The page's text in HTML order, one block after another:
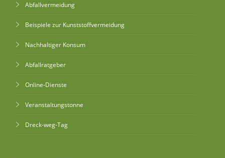
Abfallvermeidung
Beispiele zur Kunststoffvermeidung
Nachhaltiger Konsum
Abfallratgeber
Online-Dienste
Veranstaltungstonne
Dreck-weg-Tag